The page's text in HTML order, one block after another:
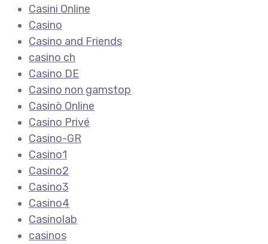
Casini Online
Casino
Casino and Friends
casino ch
Casino DE
Casino non gamstop
Casinò Online
Casino Privé
Casino-GR
Casino1
Casino2
Casino3
Casino4
Casinolab
casinos